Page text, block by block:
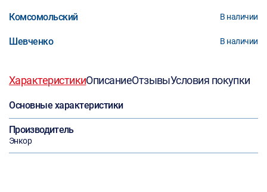
Комсомольский В наличии
Шевченко В наличии
ХарактеристикиОписаниеОтзывыУсловия покупки
Основные характеристики
Производитель
Энкор